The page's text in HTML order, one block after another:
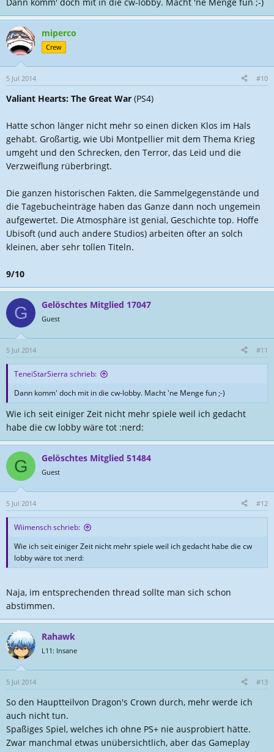
miperco
Crew
5 Jul 2014 #10
Valiant Hearts: The Great War (PS4)
Hatte schon länger nicht mehr so einen dicken Klos im Hals
gehabt. Großartig, wie Ubi Montpellier mit dem Thema Krieg
umgeht und den Schrecken, den Terror, das Leid und die
Verzweiflung rüberbringt.
Die ganzen historischen Fakten, die Sammelgegenstände und
die Tagebucheinträge haben das Ganze dann noch ungemein
aufgewertet. Die Atmosphäre ist genial, Geschichte top. Hoffe
Ubisoft (und auch andere Studios) arbeiten öfter an solch
kleinen, aber sehr tollen Titeln.
9/10
G Gelöschtes Mitglied 17047
Guest
5 Jul 2014 #11
TeneiStarSierra schrieb:
Dann komm' doch mit in die cw-lobby. Macht 'ne Menge fun ;-)
Wie ich seit einiger Zeit nicht mehr spiele weil ich gedacht
habe die cw lobby wäre tot :nerd:
G Gelöschtes Mitglied 51484
Guest
5 Jul 2014 #12
Wiimensch schrieb:
Wie ich seit einiger Zeit nicht mehr spiele weil ich gedacht habe die cw
lobby wäre tot :nerd:
Naja, im entsprechenden thread sollte man sich schon
abstimmen.
Rahawk
L11: Insane
5 Jul 2014 #13
So den Hauptteilvon Dragon's Crown durch, mehr werde ich
auch nicht tun.
Spaßiges Spiel, welches ich ohne PS+ nie ausprobiert hätte.
Zwar manchmal etwas unübersichtlich, aber das Gameplay